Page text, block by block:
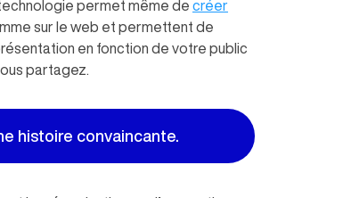
permet même de créer
sur le web et permettent de
en fonction de votre public
partagez.
histoire convaincante.